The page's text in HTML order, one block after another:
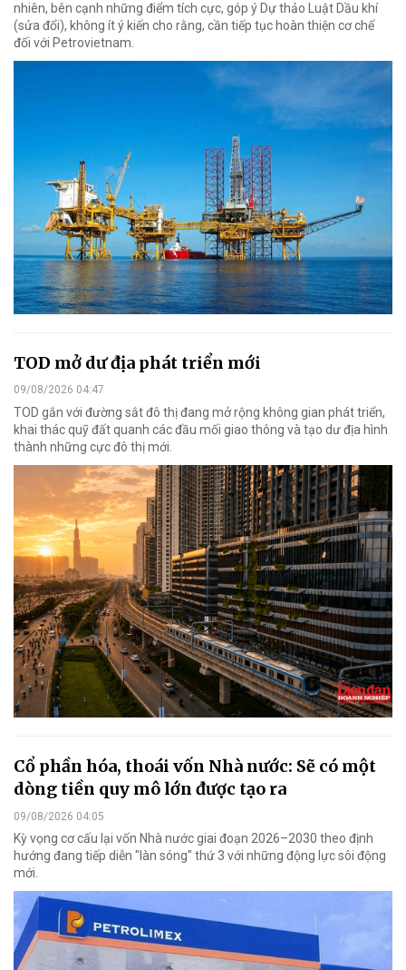
nhiên, bên cạnh những điểm tích cực, góp ý Dự thảo Luật Dầu khí
(sửa đổi), không ít ý kiến cho rằng, cần tiếp tục hoàn thiện cơ chế
đối với Petrovietnam.
TOD mở dư địa phát triển mới
09/08/2026 04:47
TOD gắn với đường sắt đô thị đang mở rộng không gian phát triển,
khai thác quỹ đất quanh các đầu mối giao thông và tạo dư địa hình
thành những cực đô thị mới.
Cổ phần hóa, thoái vốn Nhà nước: Sẽ có một
dòng tiền quy mô lớn được tạo ra
09/08/2026 04:05
Kỳ vọng cơ cấu lại vốn Nhà nước giai đoạn 2026–2030 theo định
hướng đang tiếp diễn "làn sóng" thứ 3 với những động lực sôi động
mới.